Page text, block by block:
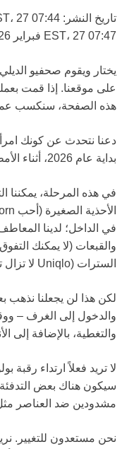
تاريخ النشر: 07:44 EST، 27 فبراير 2026
07:47 EST، 27 فبراير 2026
يختار ويقوم صحفيو
على موقعنا. إذا قمت
هذه الصفحة، سنكسب
دعنا نتحدث عن كونك
بداية عام 2026، أثناء الأمطار المستمرة.
في الداخل؛ لدينا
السترات (Uniqlo لا تزال تورد) لنرتديها تحت هذه المعاطف.
لكن هذا لن يجعلنا نذهب
والدخول إلى الغرف –
والتغطية، بالإضافة إلى
لا تريد فعلاً ارتداء رقبة
سيكون هناك بعض
مشدودين ضد العناصر
نحن مستعدون للتغيير.